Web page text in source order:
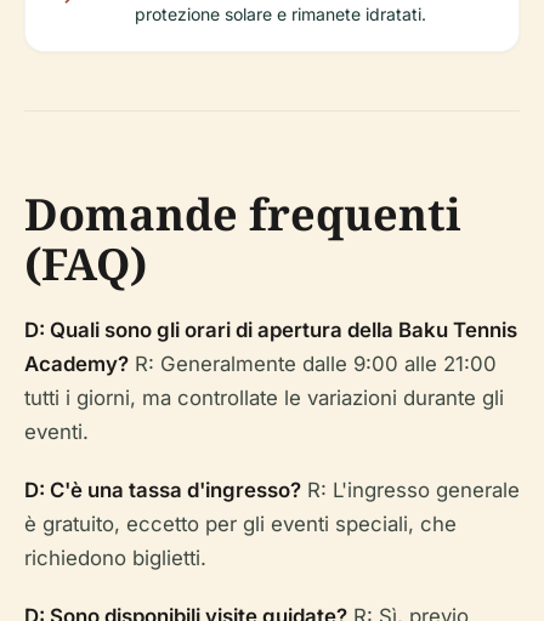
protezione solare e rimanete idratati.
Domande frequenti
(FAQ)
D: Quali sono gli orari di apertura della Baku Tennis
Academy? R: Generalmente dalle 9:00 alle 21:00
tutti i giorni, ma controllate le variazioni durante gli
eventi.
D: C'è una tassa d'ingresso? R: L'ingresso generale
è gratuito, eccetto per gli eventi speciali, che
richiedono biglietti.
D: Sono disponibili visite guidate? R: Sì, previo